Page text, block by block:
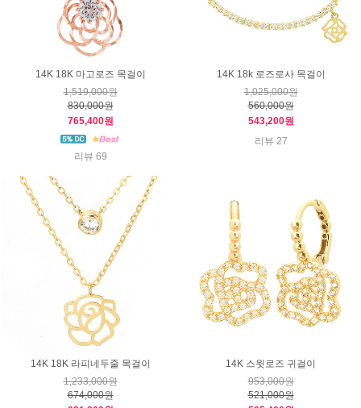
14K 18K 마고로즈 목걸이
1,519,000원
830,000원
765,400원
리뷰 69
14K 18k 로즈로사 목걸이
1,025,000원
560,000원
543,200원
리뷰 27
14K 18K 라피네두줄 목걸이
1,233,000원
674,000원
14K 스윗로즈 귀걸이
953,000원
521,000원